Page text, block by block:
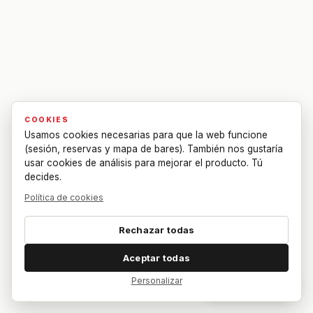
COOKIES
Usamos cookies necesarias para que la web funcione
(sesión, reservas y mapa de bares). También nos gustaría
usar cookies de análisis para mejorar el producto. Tú
decides.
Política de cookies
Rechazar todas
Aceptar todas
Personalizar